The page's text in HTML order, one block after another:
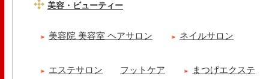
美容・ビューティー
美容院 美容室 ヘアサロン ネイルサロン
エステサロン フットケア まつげエクステ